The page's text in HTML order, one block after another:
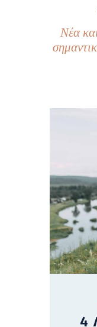
Νέα
4